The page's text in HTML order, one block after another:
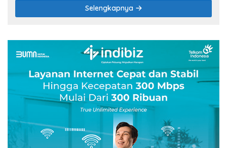
Selengkapnya